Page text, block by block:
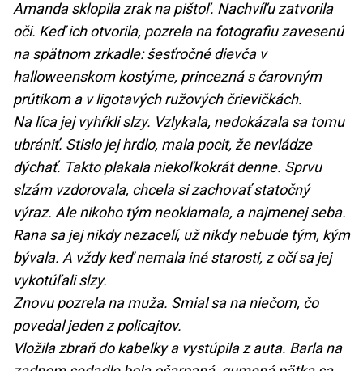
Amanda sklopila zrak na pištoľ. Nachvíľu zatvorila
oči. Keď ich otvorila, pozrela na fotografiu zavesenú
na spätnom zrkadle: šesťročné dievča v
halloweenskom kostýme, princezná s čarovným
prútikom a v ligotavých ružových črievičkách.
Na líca jej vyhŕkli slzy. Vzlykala, nedokázala sa tomu
ubrániť. Stislo jej hrdlo, mala pocit, že nevládze
dýchať. Takto plakala niekoľkokrát denne. Sprvu
slzám vzdorovala, chcela si zachovať statočný
výraz. Ale nikoho tým neoklamala, a najmenej seba.
Rana sa jej nikdy nezacelí, už nikdy nebude tým, kým
bývala. A vždy keď nemala iné starosti, z očí sa jej
vykotúľali slzy.
Znovu pozrela na muža. Smial sa na niečom, čo
povedal jeden z policajtov.
Vložila zbraň do kabelky a vystúpila z auta. Barla na